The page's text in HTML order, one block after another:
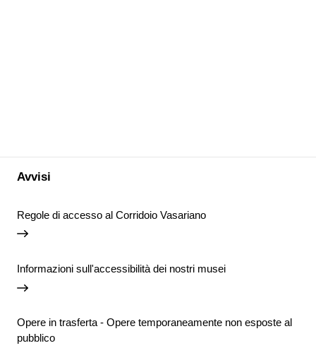
Avvisi
Regole di accesso al Corridoio Vasariano
Informazioni sull'accessibilità dei nostri musei
Opere in trasferta - Opere temporaneamente non esposte al
pubblico